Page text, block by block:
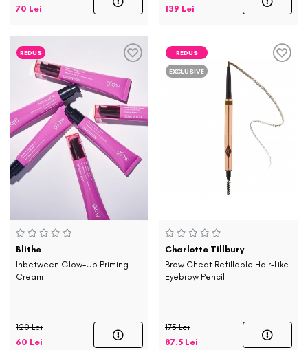
70 Lei
139 Lei
REDUS
Blithe
Inbetween Glow-Up Priming
Cream
120 Lei
60 Lei
REDUS
EXCLUSIVE
Charlotte Tillbury
Brow Cheat Refillable Hair-Like
Eyebrow Pencil
175 Lei
87.5 Lei